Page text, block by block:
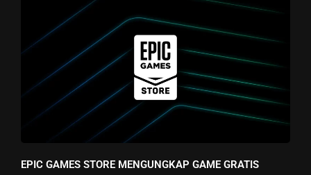
EPIC GAMES STORE MENGUNGKAP GAME GRATIS